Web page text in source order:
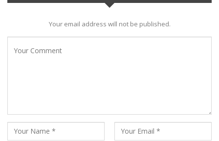
Your email address will not be published.